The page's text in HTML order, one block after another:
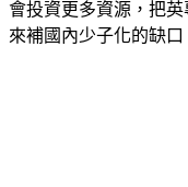
會投資更多資源，把
來補國內少子化的缺口